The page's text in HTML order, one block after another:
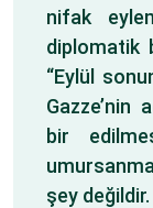
nifak
diplomatik
“Eylül
Gazze’nin
bir
şey değildir.